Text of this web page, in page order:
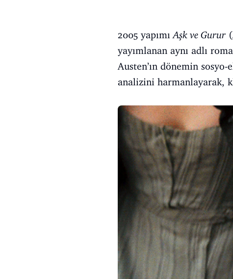
2005 yapımıAşk ve Gurur (
yayımlanan aynı adlı
Austen’ın dönemin
analizini harmanlayarak,